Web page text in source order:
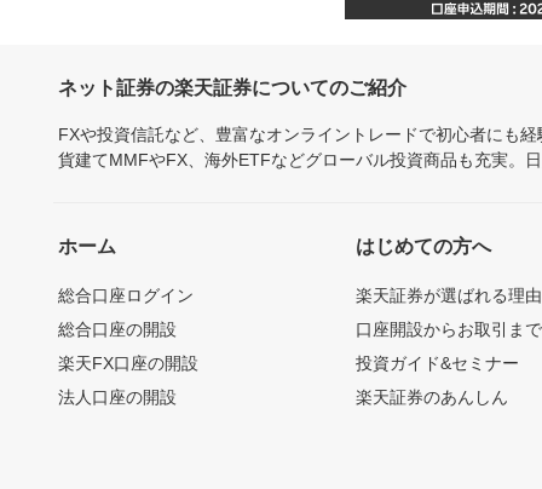
ネット証券の楽天証券についてのご紹介
FXや投資信託など、豊富なオンライントレードで初心者にも
貨建てMMFやFX、海外ETFなどグローバル投資商品も充実。
ホーム
総合口座ログイン
総合口座の開設
楽天FX口座の開設
法人口座の開設
はじめての方へ
楽天証券が選ばれる理由
口座開設からお取引ま
投資ガイド&セミナー
楽天証券のあんしん